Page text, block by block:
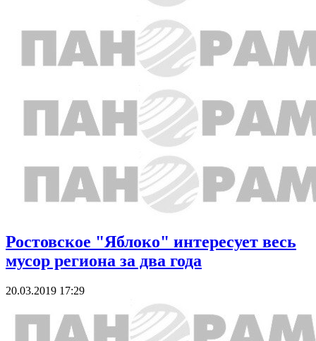
Ростовское "Яблоко" интересует весь
мусор региона за два года
20.03.2019 17:29